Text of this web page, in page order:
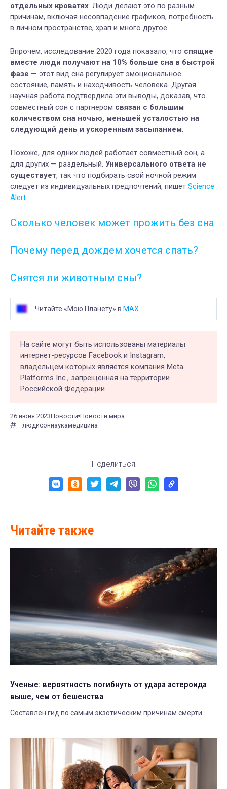
отдельных кроватях. Люди делают это по разным
причинам, включая несовпадение графиков, потребность
в личном пространстве, храп и много другое.
Впрочем, исследование 2020 года показало, что спящие
вместе люди получают на 10% больше сна в быстрой
фазе — этот вид сна регулирует эмоциональное
состояние, память и находчивость человека. Другая
научная работа подтвердила эти выводы, доказав, что
совместный сон с партнером связан с большим
количеством сна ночью, меньшей усталостью на
следующий день и ускоренным засыпанием.
Похоже, для одних людей работает совместный сон, а
для других — раздельный. Универсального ответа не
существует, так что подбирать свой ночной режим
следует из индивидуальных предпочтений, пишет Science
Alert.
Сколько человек может прожить без сна
Почему перед дождем хочется спать?
Снятся ли животным сны?
Читайте «Мою Планету» в MAX
На сайте могут быть использованы материалы
интернет-ресурсов Facebook и Instagram,
владельцем которых является компания Meta
Platforms Inc., запрещённая на территории
Российской Федерации.
26 июня 2023Новости Новости мира
людисоннаукамедицина
Поделиться
Читайте также
Ученые: вероятность погибнуть от удара астероида
выше, чем от бешенства
Составлен гид по самым экзотическим причинам смерти.